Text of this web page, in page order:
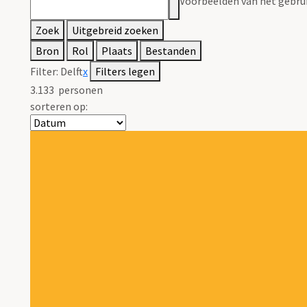
Zoek
Uitgebreid zoeken
Bron
Rol Plaats
Bestanden
Filter: Delftx Filters legen
3.133 personen
sorteren op: